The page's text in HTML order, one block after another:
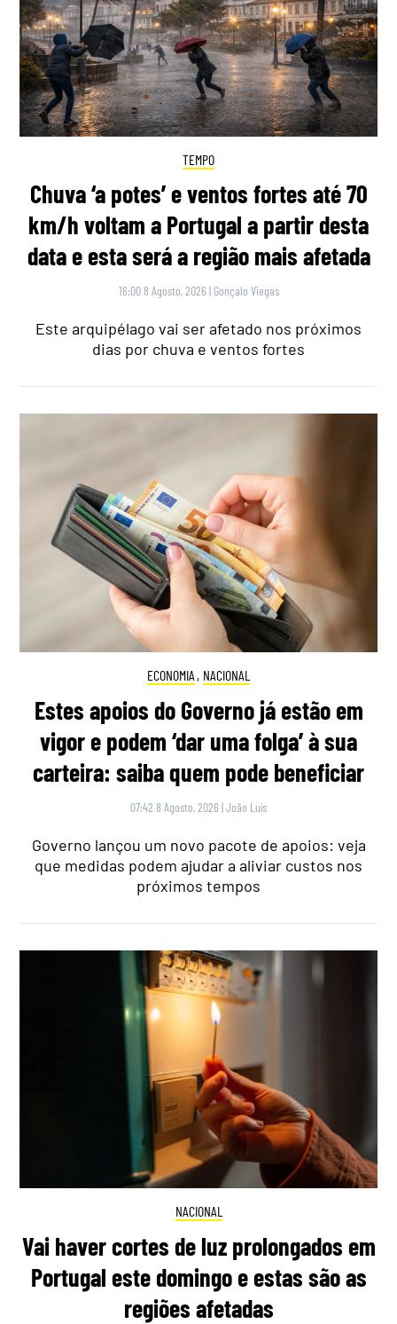
TEMPO
Chuva ‘a potes’ e ventos fortes até 70
km/h voltam a Portugal a partir desta
data e esta será a região mais afetada
16:00 8 Agosto, 2026 | Gonçalo Viegas
Este arquipélago vai ser afetado nos próximos
dias por chuva e ventos fortes
ECONOMIA , NACIONAL
Estes apoios do Governo já estão em
vigor e podem ‘dar uma folga’ à sua
carteira: saiba quem pode beneficiar
07:42 8 Agosto, 2026 |João Luís
Governo lançou um novo pacote de apoios: veja
que medidas podem ajudar a aliviar custos nos
próximos tempos
NACIONAL
Vai haver cortes de luz prolongados em
Portugal este domingo e estas são as
regiões afetadas